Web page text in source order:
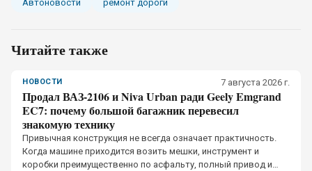
Автоновости ремонт дороги
Читайте также
НОВОСТИ 7 августа 2026 г.
Продал ВАЗ-2106 и Niva Urban ради Geely Emgrand
EC7: почему большой багажник перевесил
знакомую технику
Привычная конструкция не всегда означает практичность.
Когда машине приходится возить мешки, инструмент и
коробки преимущественно по асфальту, полный привод и